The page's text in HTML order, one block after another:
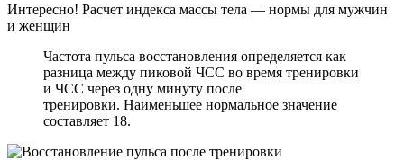
Интересно! Расчет индекса массы тела — нормы для мужчин
и женщин
Частота пульса восстановления определяется как
разница между пиковой ЧСС во время тренировки
и ЧСС через одну минуту после
тренировки. Наименьшее нормальное значение
составляет 18.